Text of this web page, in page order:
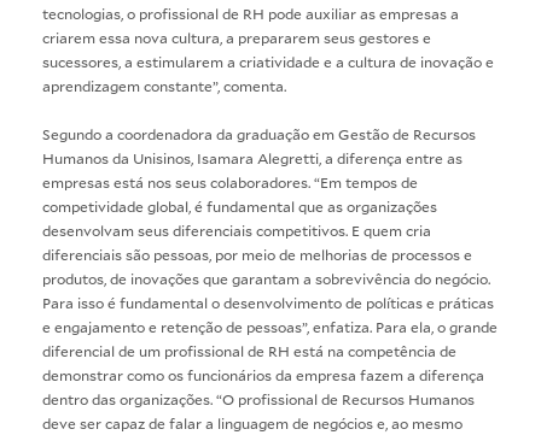
tecnologias, o profissional de RH pode auxiliar as empresas a
criarem essa nova cultura, a prepararem seus gestores e
sucessores, a estimularem a criatividade e a cultura de inovação e
aprendizagem constante”, comenta.
Segundo a coordenadora da graduação em Gestão de Recursos
Humanos da Unisinos, Isamara Alegretti, a diferença entre as
empresas está nos seus colaboradores. “Em tempos de
competividade global, é fundamental que as organizações
desenvolvam seus diferenciais competitivos. E quem cria
diferenciais são pessoas, por meio de melhorias de processos e
produtos, de inovações que garantam a sobrevivência do negócio.
Para isso é fundamental o desenvolvimento de políticas e práticas
e engajamento e retenção de pessoas”, enfatiza. Para ela, o grande
diferencial de um profissional de RH está na competência de
demonstrar como os funcionários da empresa fazem a diferença
dentro das organizações. “O profissional de Recursos Humanos
deve ser capaz de falar a linguagem de negócios e, ao mesmo